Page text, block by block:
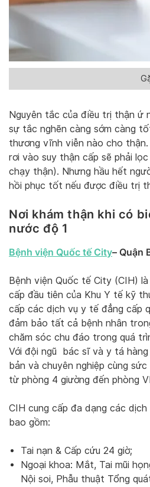
Nguyên tắc của điều trị thận ứ
sự tắc nghẽn càng sớm càng
thương vĩnh viễn nào cho
rơi vào suy thận cấp sẽ phải
chạy thận). Nhưng hầu hết
hồi phục tốt nếu được điều trị
Nơi khám thận khi có
nước độ 1
Bệnh viện Quốc tế City– Quận
Bệnh viện Quốc tế City (CIH)
cấp đầu tiên của Khu Y tế kỹ
cấp các dịch vụ y tế đẳng cấp
đảm bảo tất cả bệnh nhân
chăm sóc chu đáo trong quá
Với đội ngũ bác sĩ và y tá
bản và chuyên nghiệp cùng
từ phòng 4 giường đến phòng
CIH cung cấp đa dạng các
bao gồm:
Tai nạn & Cấp cứu 24 giờ;
Ngoại khoa: Mắt, Tai mũi
Nội soi, Phẫu thuật Tổng